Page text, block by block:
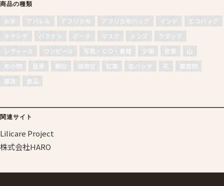
商品の種類
お米 アパレル アフリカ布 アフリカ布バッグ インド
エコバッグ
キテンゲ
バラナシ ポーチ マスク メンズ
ラダック
レディース
ワンピース 写真・ＣＤ・書籍 夕陽 夜景
山
布小物
星景 朝日 珈琲豆 紅葉 缶バッチ 花
農産物
雑貨
食品
関連サイト
Lilicare Project
株式会社HARO